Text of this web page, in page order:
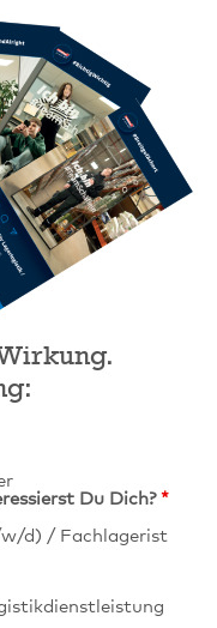
Du Dich? *
d) / Fachlagerist